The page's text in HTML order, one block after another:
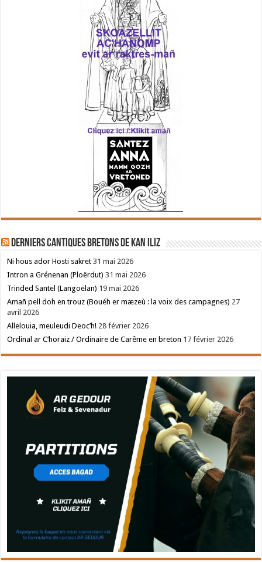
Derniers cantiques bretons de Kan Iliz
Ni hous ador Hosti sakret 31 mai 2026
Intron a Grénenan (Ploërdut) 31 mai 2026
Trinded Santel (Langoëlan) 19 mai 2026
Amañ pell doh en trouz (Bouéh er mæzeù : la voix des campagnes) 27
avril 2026
Allelouia, meuleudi Deoc’h! 28 février 2026
Ordinal ar C’horaiz / Ordinaire de Carême en breton 17 février 2026